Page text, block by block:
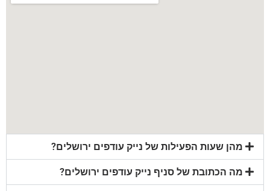
מהן שעות הפעילות של נייק עודפים ירושלים?
מה הכתובת של סניף נייק עודפים ירושלים?